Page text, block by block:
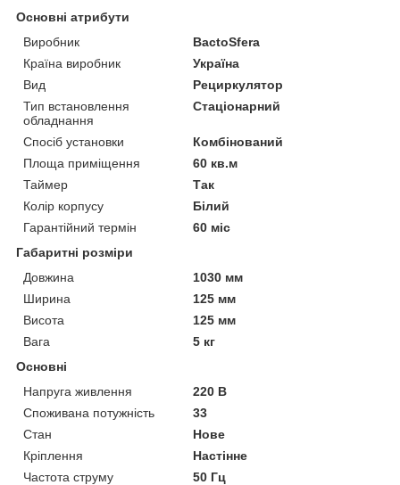
Основні атрибути
Виробник
BactoSfera
Країна виробник
Україна
Вид
Рециркулятор
Тип встановлення
обладнання
Стаціонарний
Спосіб установки
Комбінований
Площа приміщення
60 кв.м
Таймер
Так
Колір корпусу
Білий
Гарантійний термін
60 міс
Габаритні розміри
Довжина
1030 мм
Ширина
125 мм
Висота
125 мм
Вага
5 кг
Основні
Напруга живлення
220 В
Споживана потужність
33
Стан
Нове
Кріплення
Настінне
Частота струму
50 Гц